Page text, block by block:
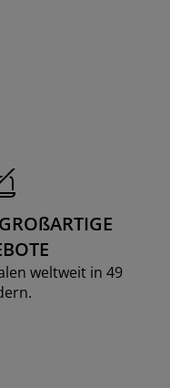
weltweit in 49